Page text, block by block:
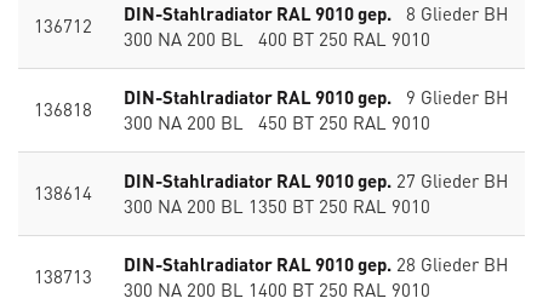
136712 DIN-Stahlradiator RAL 9010 gep. 8 Glieder BH
300 NA 200 BL 400 BT 250 RAL 9010
136818 DIN-Stahlradiator RAL 9010 gep. 9 Glieder BH
300 NA 200 BL 450 BT 250 RAL 9010
138614 DIN-Stahlradiator RAL 9010 gep. 27 Glieder BH
300 NA 200 BL 1350 BT 250 RAL 9010
138713 DIN-Stahlradiator RAL 9010 gep. 28 Glieder BH
300 NA 200 BL 1400 BT 250 RAL 9010